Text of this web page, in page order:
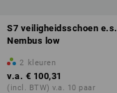
S7 veiligheidsschoen e.s.
Nembus low
2 kleuren
v.a. € 100,31
(incl. BTW) v.a. 10 paar